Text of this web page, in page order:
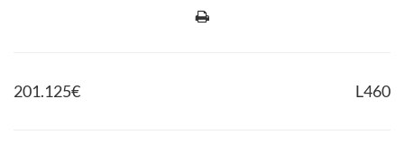
201.125€ L460